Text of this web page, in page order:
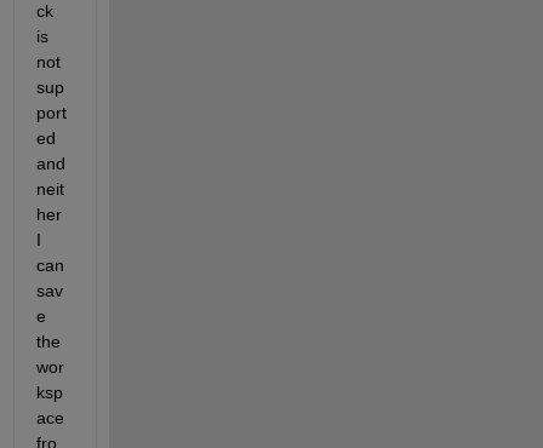
ck
is
not
sup
port
ed
and
neit
her
I
can
sav
e
the
wor
ksp
ace
fro